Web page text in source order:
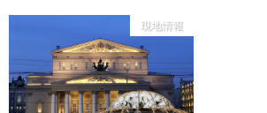
現地情報